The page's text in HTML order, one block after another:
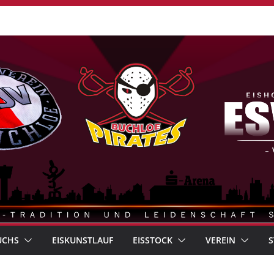
EISKUNSTLAUF EISSTOCK VEREIN